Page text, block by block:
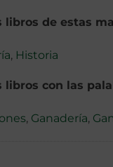
libros de estas
, Historia
libros con las
, Ganadería,